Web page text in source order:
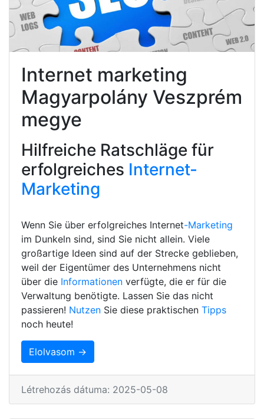
Internet marketing
Magyarpolány Veszprém
megye
Hilfreiche Ratschläge für
erfolgreiches Internet-
Marketing
Wenn Sie über erfolgreiches Internet-Marketing
im Dunkeln sind, sind Sie nicht allein. Viele
großartige Ideen sind auf der Strecke geblieben,
weil der Eigentümer des Unternehmens nicht
über die Informationen verfügte, die er für die
Verwaltung benötigte. Lassen Sie das nicht
passieren! Nutzen Sie diese praktischen Tipps
noch heute!
Elolvasom →
Létrehozás dátuma: 2025-05-08